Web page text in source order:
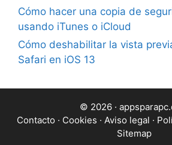
Cómo hacer una copia de
usando iTunes o iCloud
Cómo deshabilitar la vista
Safari en iOS 13
© 2026 ·
Contacto · Cookies · Aviso legal ·
Sitemap